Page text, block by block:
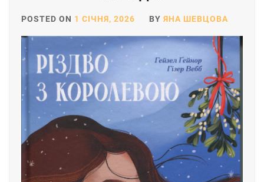
POSTED ON 1 СІЧНЯ, 2026 BY ЯНА ШЕВЦОВА